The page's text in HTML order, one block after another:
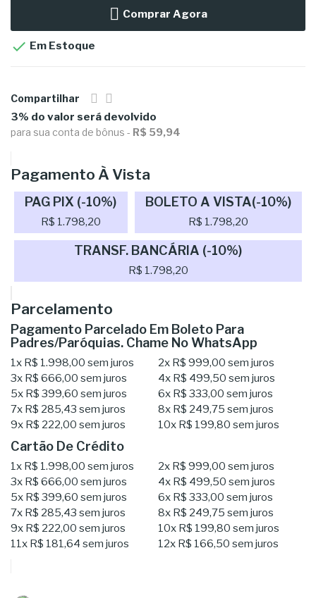
Comprar Agora
 Em Estoque
Compartilhar
3% do valor será devolvido
para sua conta de bônus - R$ 59,94
Pagamento À Vista
PAG PIX (-10%)
R$ 1.798,20
BOLETO A VISTA(-10%)
R$ 1.798,20
TRANSF. BANCÁRIA (-10%)
R$ 1.798,20
Parcelamento
Pagamento Parcelado Em Boleto Para
Padres/Paróquias. Chame No WhatsApp
1x R$ 1.998,00 sem juros 2x R$ 999,00 sem juros
3x R$ 666,00 sem juros 4x R$ 499,50 sem juros
5x R$ 399,60 sem juros 6x R$ 333,00 sem juros
7x R$ 285,43 sem juros 8x R$ 249,75 sem juros
9x R$ 222,00 sem juros 10x R$ 199,80 sem juros
Cartão De Crédito
1x R$ 1.998,00 sem juros 2x R$ 999,00 sem juros
3x R$ 666,00 sem juros 4x R$ 499,50 sem juros
5x R$ 399,60 sem juros 6x R$ 333,00 sem juros
7x R$ 285,43 sem juros 8x R$ 249,75 sem juros
9x R$ 222,00 sem juros 10x R$ 199,80 sem juros
11x R$ 181,64 sem juros 12x R$ 166,50 sem juros